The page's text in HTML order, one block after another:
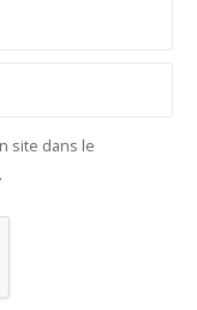
site dans le